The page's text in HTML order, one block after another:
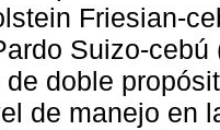
Friesian-
Suizo-cebú
doble
de manejo en